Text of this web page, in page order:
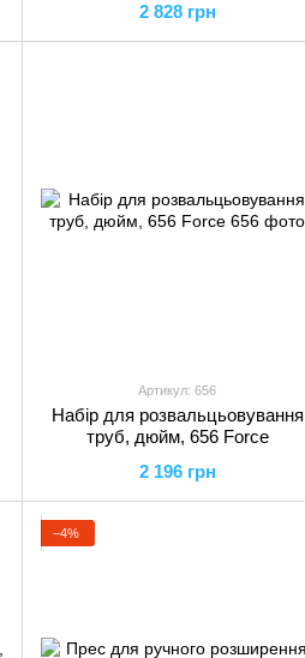
JGAI1002 TOPTUL
2 828 грн
Артикул: 656
Набір для розвальцьовування
труб, дюйм, 656 Force
2 196 грн
−4%